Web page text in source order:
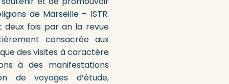
de Marseille – ISTR.
deux fois par an la revue
consacrée aux
des visites à caractère
à des manifestations
de voyages d’étude,